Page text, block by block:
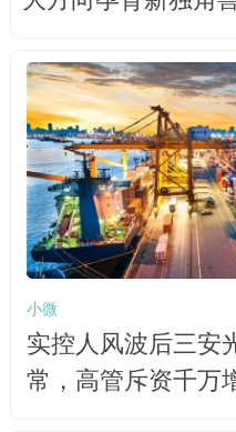
小微
实控人风波后三安
常，高管斥资千万